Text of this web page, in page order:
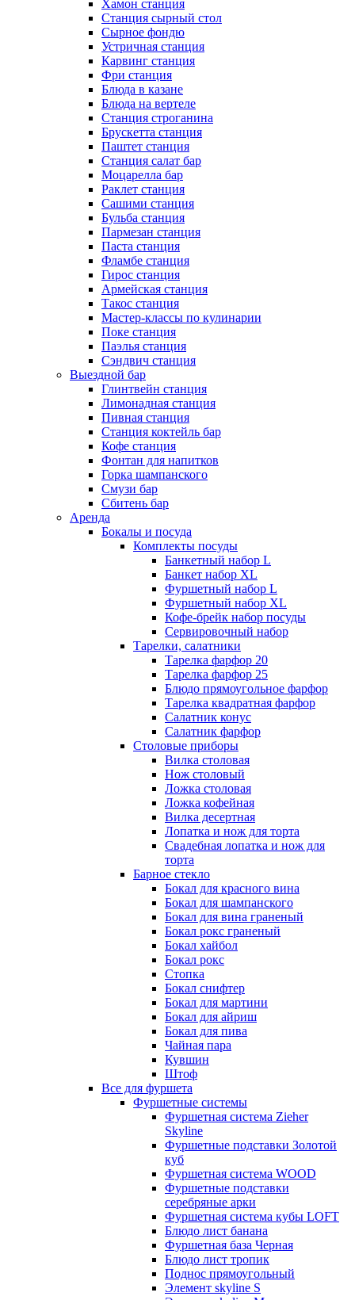
Хамон станция
Станция сырный стол
Сырное фондю
Устричная станция
Карвинг станция
Фри станция
Блюда в казане
Блюда на вертеле
Станция строганина
Брускетта станция
Паштет станция
Станция салат бар
Моцарелла бар
Раклет станция
Сашими станция
Бульба станция
Пармезан станция
Паста станция
Фламбе станция
Гирос станция
Армейская станция
Такос станция
Мастер-классы по кулинарии
Поке станция
Паэлья станция
Сэндвич станция
Выездной бар
Глинтвейн станция
Лимонадная станция
Пивная станция
Станция коктейль бар
Кофе станция
Фонтан для напитков
Горка шампанского
Смузи бар
Сбитень бар
Аренда
Бокалы и посуда
Комплекты посуды
Банкетный набор L
Банкет набор XL
Фуршетный набор L
Фуршетный набор ХL
Кофе-брейк набор посуды
Сервировочный набор
Тарелки, салатники
Тарелка фарфор 20
Тарелка фарфор 25
Блюдо прямоугольное фарфор
Тарелка квадратная фарфор
Салатник конус
Салатник фарфор
Столовые приборы
Вилка столовая
Нож столовый
Ложка столовая
Ложка кофейная
Вилка десертная
Лопатка и нож для торта
Свадебная лопатка и нож для
торта
Барное стекло
Бокал для красного вина
Бокал для шампанского
Бокал для вина граненый
Бокал рокс граненый
Бокал хайбол
Бокал рокс
Стопка
Бокал снифтер
Бокал для мартини
Бокал для айриш
Бокал для пива
Чайная пара
Кувшин
Штоф
Все для фуршета
Фуршетные системы
Фуршетная система Zieher
Skyline
Фуршетные подставки Золотой
куб
Фуршетная система WOOD
Фуршетные подставки
серебряные арки
Фуршетная система кубы LOFT
Блюдо лист банана
Фуршетная база Черная
Блюдо лист тропик
Поднос прямоугольный
Элемент skyline S